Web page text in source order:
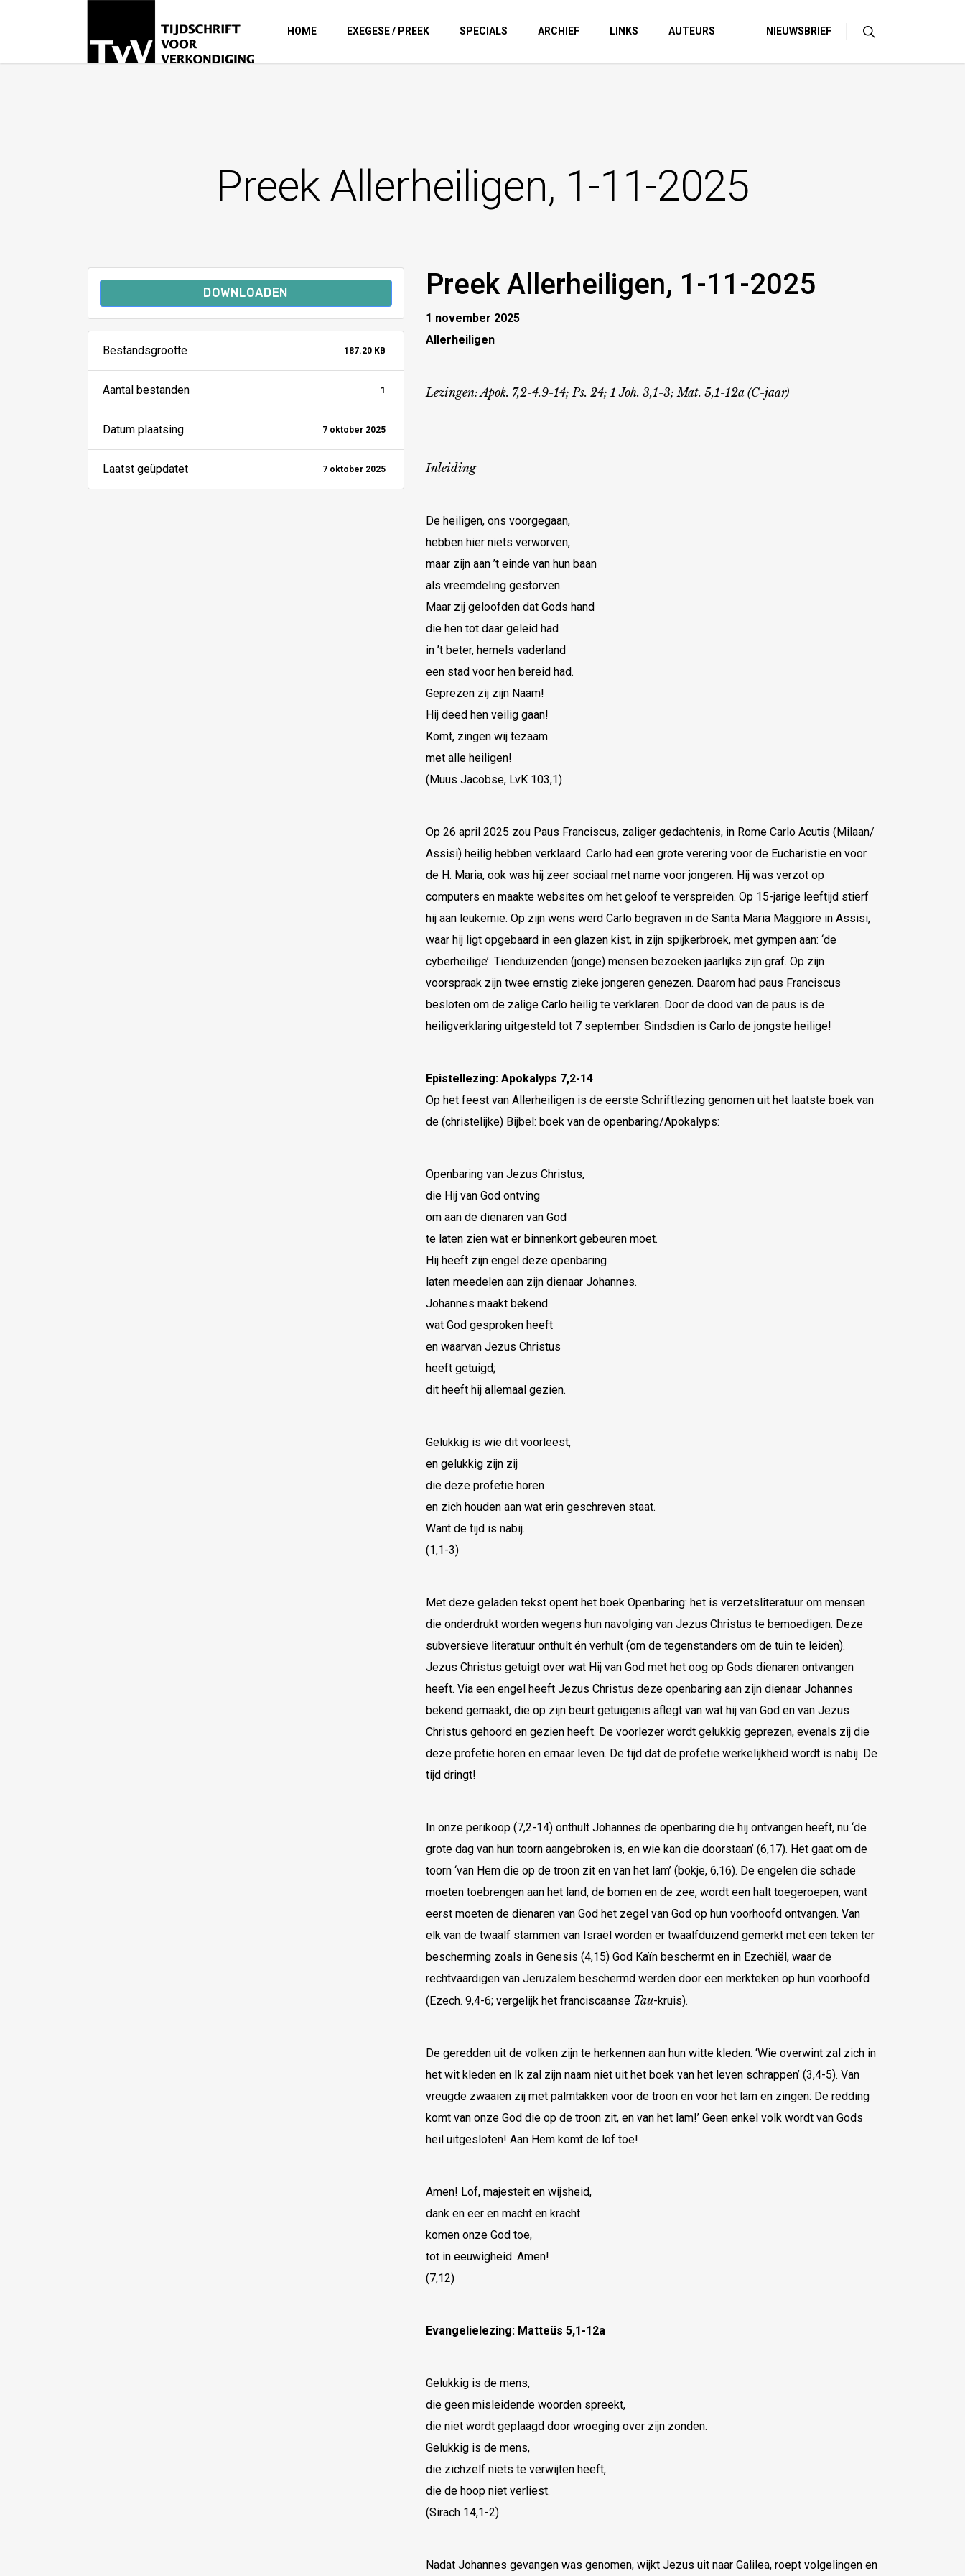
HOME EXEGESE / PREEK SPECIALS ARCHIEF LINKS AUTEURS NIEUWSBRIEF
Preek Allerheiligen, 1-11-2025
DOWNLOADEN
Bestandsgrootte 187.20 KB
Aantal bestanden 1
Datum plaatsing 7 oktober 2025
Laatst geüpdatet 7 oktober 2025
Preek Allerheiligen, 1-11-2025
1 november 2025
Allerheiligen
Lezingen: Apok. 7,2-4.9-14; Ps. 24; 1 Joh. 3,1-3; Mat. 5,1-12a (C-jaar)
Inleiding
De heiligen, ons voorgegaan,
hebben hier niets verworven,
maar zijn aan ’t einde van hun baan
als vreemdeling gestorven.
Maar zij geloofden dat Gods hand
die hen tot daar geleid had
in ’t beter, hemels vaderland
een stad voor hen bereid had.
Geprezen zij zijn Naam!
Hij deed hen veilig gaan!
Komt, zingen wij tezaam
met alle heiligen!
(Muus Jacobse, LvK 103,1)
Op 26 april 2025 zou Paus Franciscus, zaliger gedachtenis, in Rome Carlo Acutis (Milaan/
Assisi) heilig hebben verklaard. Carlo had een grote verering voor de Eucharistie en voor
de H. Maria, ook was hij zeer sociaal met name voor jongeren. Hij was verzot op
computers en maakte websites om het geloof te verspreiden. Op 15-jarige leeftijd stierf
hij aan leukemie. Op zijn wens werd Carlo begraven in de Santa Maria Maggiore in Assisi,
waar hij ligt opgebaard in een glazen kist, in zijn spijkerbroek, met gympen aan: ‘de
cyberheilige’. Tienduizenden (jonge) mensen bezoeken jaarlijks zijn graf. Op zijn
voorspraak zijn twee ernstig zieke jongeren genezen. Daarom had paus Franciscus
besloten om de zalige Carlo heilig te verklaren. Door de dood van de paus is de
heiligverklaring uitgesteld tot 7 september. Sindsdien is Carlo de jongste heilige!
Epistellezing: Apokalyps 7,2-14
Op het feest van Allerheiligen is de eerste Schriftlezing genomen uit het laatste boek van
de (christelijke) Bijbel: boek van de openbaring/Apokalyps:
Openbaring van Jezus Christus,
die Hij van God ontving
om aan de dienaren van God
te laten zien wat er binnenkort gebeuren moet.
Hij heeft zijn engel deze openbaring
laten meedelen aan zijn dienaar Johannes.
Johannes maakt bekend
wat God gesproken heeft
en waarvan Jezus Christus
heeft getuigd;
dit heeft hij allemaal gezien.
Gelukkig is wie dit voorleest,
en gelukkig zijn zij
die deze profetie horen
en zich houden aan wat erin geschreven staat.
Want de tijd is nabij.
(1,1-3)
Met deze geladen tekst opent het boek Openbaring: het is verzetsliteratuur om mensen
die onderdrukt worden wegens hun navolging van Jezus Christus te bemoedigen. Deze
subversieve literatuur onthult én verhult (om de tegenstanders om de tuin te leiden).
Jezus Christus getuigt over wat Hij van God met het oog op Gods dienaren ontvangen
heeft. Via een engel heeft Jezus Christus deze openbaring aan zijn dienaar Johannes
bekend gemaakt, die op zijn beurt getuigenis aflegt van wat hij van God en van Jezus
Christus gehoord en gezien heeft. De voorlezer wordt gelukkig geprezen, evenals zij die
deze profetie horen en ernaar leven. De tijd dat de profetie werkelijkheid wordt is nabij. De
tijd dringt!
In onze perikoop (7,2-14) onthult Johannes de openbaring die hij ontvangen heeft, nu ‘de
grote dag van hun toorn aangebroken is, en wie kan die doorstaan’ (6,17). Het gaat om de
toorn ‘van Hem die op de troon zit en van het lam’ (bokje, 6,16). De engelen die schade
moeten toebrengen aan het land, de bomen en de zee, wordt een halt toegeroepen, want
eerst moeten de dienaren van God het zegel van God op hun voorhoofd ontvangen. Van
elk van de twaalf stammen van Israël worden er twaalfduizend gemerkt met een teken ter
bescherming zoals in Genesis (4,15) God Kaïn beschermt en in Ezechiël, waar de
rechtvaardigen van Jeruzalem beschermd werden door een merkteken op hun voorhoofd
(Ezech. 9,4-6; vergelijk het franciscaanse Tau-kruis).
De geredden uit de volken zijn te herkennen aan hun witte kleden. ‘Wie overwint zal zich in
het wit kleden en Ik zal zijn naam niet uit het boek van het leven schrappen’ (3,4-5). Van
vreugde zwaaien zij met palmtakken voor de troon en voor het lam en zingen: De redding
komt van onze God die op de troon zit, en van het lam!’ Geen enkel volk wordt van Gods
heil uitgesloten! Aan Hem komt de lof toe!
Amen! Lof, majesteit en wijsheid,
dank en eer en macht en kracht
komen onze God toe,
tot in eeuwigheid. Amen!
(7,12)
Evangelielezing: Matteüs 5,1-12a
Gelukkig is de mens,
die geen misleidende woorden spreekt,
die niet wordt geplaagd door wroeging over zijn zonden.
Gelukkig is de mens,
die zichzelf niets te verwijten heeft,
die de hoop niet verliest.
(Sirach 14,1-2)
Nadat Johannes gevangen was genomen, wijkt Jezus uit naar Galilea, roept volgelingen en